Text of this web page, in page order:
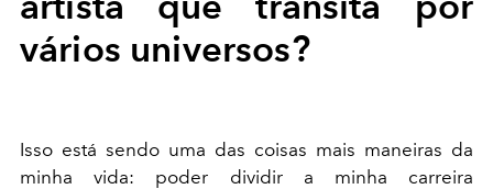
vários universos?
Isso está sendo uma das coisas mais maneiras da
minha vida: poder dividir a minha carreira